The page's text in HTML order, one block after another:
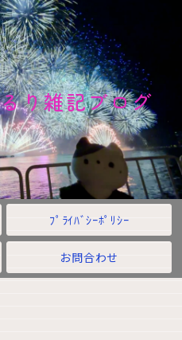
り雑記ブログ
ﾌﾟﾗｲﾊﾞｼｰﾎﾟﾘｼｰ
お問合わせ